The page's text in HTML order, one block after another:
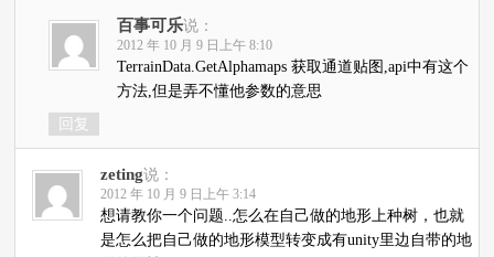
百事可乐说：
2012 年 10 月 9 日上午 8:10
TerrainData.GetAlphamaps 获取通道贴图,api中有这个
方法,但是弄不懂他参数的意思
回复
zeting说：
2012 年 10 月 9 日上午 3:14
想请教你一个问题..怎么在自己做的地形上种树，也就
是怎么把自己做的地形模型转变成有unity里边自带的地